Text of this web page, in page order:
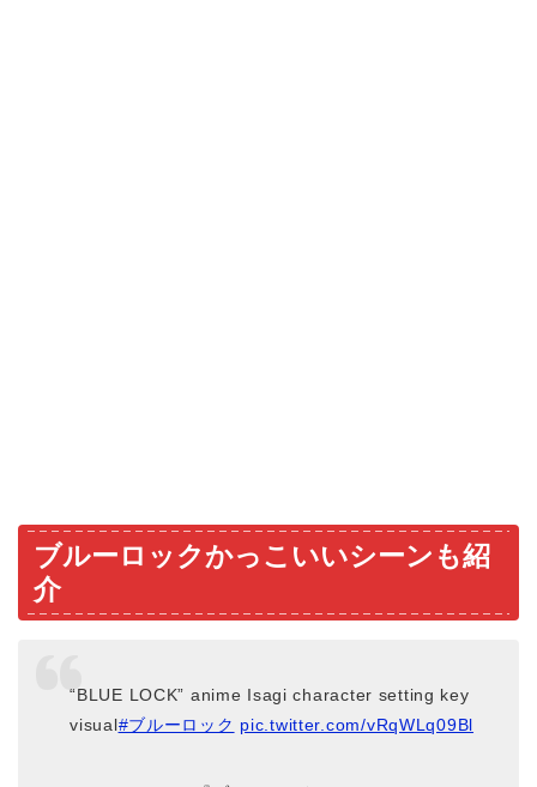
ブルーロックかっこいいシーンも紹
介
“BLUE LOCK” anime Isagi character setting key
visual#ブルーロック pic.twitter.com/vRqWLq09Bl